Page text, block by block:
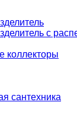
с
коллекторы
сантехника